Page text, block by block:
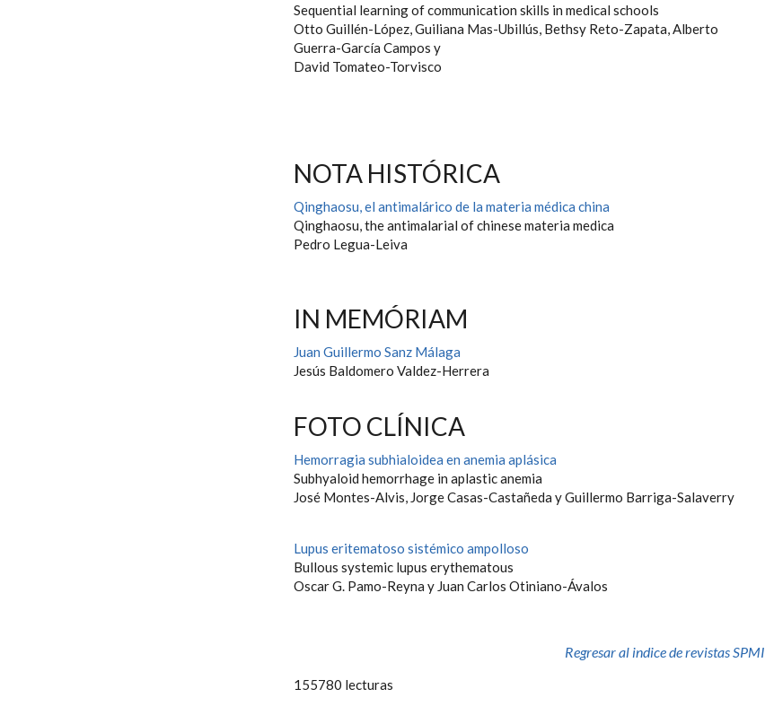
Sequential learning of communication skills in medical schools
Otto Guillén-López, Guiliana Mas-Ubillús, Bethsy Reto-Zapata, Alberto
Guerra-García Campos y
David Tomateo-Torvisco
NOTA HISTÓRICA
Qinghaosu, el antimalárico de la materia médica china
Qinghaosu, the antimalarial of chinese materia medica
Pedro Legua-Leiva
IN MEMÓRIAM
Juan Guillermo Sanz Málaga
Jesús Baldomero Valdez-Herrera
FOTO CLÍNICA
Hemorragia subhialoidea en anemia aplásica
Subhyaloid hemorrhage in aplastic anemia
José Montes-Alvis, Jorge Casas-Castañeda y Guillermo Barriga-Salaverry
Lupus eritematoso sistémico ampolloso
Bullous systemic lupus erythematous
Oscar G. Pamo-Reyna y Juan Carlos Otiniano-Ávalos
Regresar al indice de revistas SPMI
155780 lecturas